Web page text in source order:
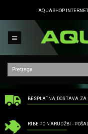
AQUASHOP
BESPLATNA DOSTAVA ZA
RIBE PO NARUDŽBI -